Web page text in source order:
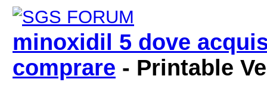
minoxidil 5 dove
comprare - Printable